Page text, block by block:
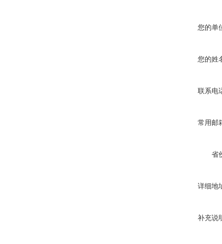
您的单
您的姓
联系电
常用邮
省
详细地
补充说